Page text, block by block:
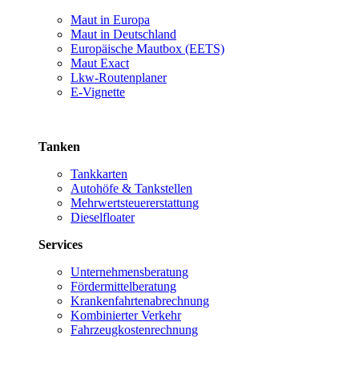
Maut in Europa
Maut in Deutschland
Europäische Mautbox (EETS)
Maut Exact
Lkw-Routenplaner
E-Vignette
Tanken
Tankkarten
Autohöfe & Tankstellen
Mehrwertsteuererstattung
Dieselfloater
Services
Unternehmensberatung
Fördermittelberatung
Krankenfahrtenabrechnung
Kombinierter Verkehr
Fahrzeugkostenrechnung